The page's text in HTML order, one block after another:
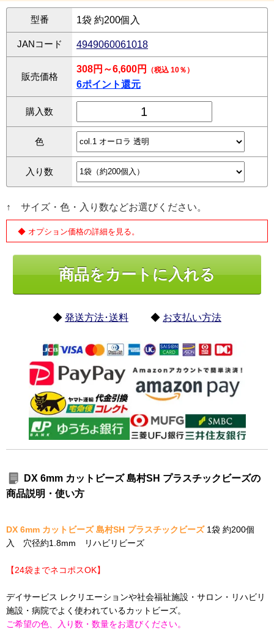
型番 1袋 約200個入
JANコード 4949060061018
販売価格
308円～6,600円 （税込 10％）
6ポイント還元
購入数
色
入り数
↑ サイズ・色・入り数などお選びください。
◆ オプション価格の詳細を見る。
◆ 発送方法･送料 ◆ お支払い方法
DX 6mm カットビーズ 島村SH プラスチックビーズの
商品説明・使い方
DX 6mm カットビーズ 島村SH プラスチックビーズ1袋 約200個
入 穴径約1.8mm リハビリビーズ
【24袋までネコポスOK】
デイサービス レクリエーションや社会福祉施設・サロン・リハビリ
施設・病院でよく使われているカットビーズ。
ご希望の色、入り数・数量をお選びください。